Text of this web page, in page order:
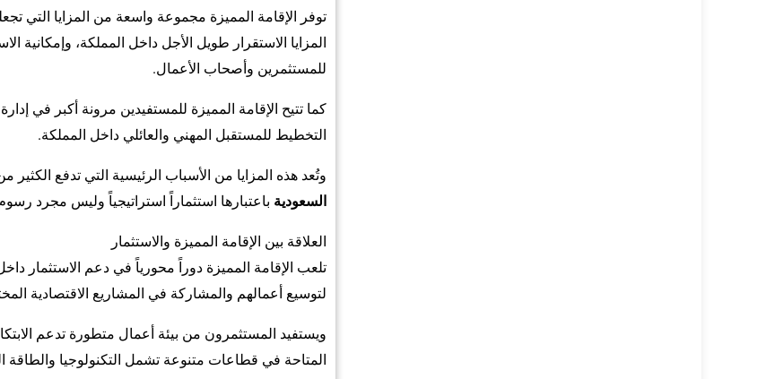
توفر الإقامة المميزة مجموعة واسعة من المزايا التي
المزايا الاستقرار طويل الأجل داخل المملكة، وإمكانية
للمستثمرين وأصحاب الأعمال.
كما تتيح الإقامة المميزة للمستفيدين مرونة أكبر في
التخطيط للمستقبل المهني والعائلي داخل المملكة.
وتُعد هذه المزايا من الأسباب الرئيسية التي تدفع
السعودية باعتبارها استثماراً استراتيجياً وليس مجرد
العلاقة بين الإقامة المميزة والاستثمار
تلعب الإقامة المميزة دوراً محورياً في دعم الاستثمار
لتوسيع أعمالهم والمشاركة في المشاريع الاقتصادية
ويستفيد المستثمرون من بيئة أعمال متطورة تدعم
المتاحة في قطاعات متنوعة تشمل التكنولوجيا والطاقة